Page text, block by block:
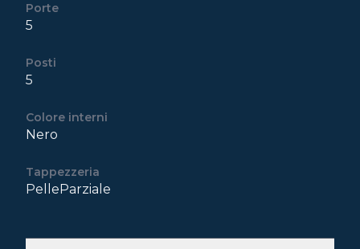
Porte
5
Posti
5
Colore interni
Nero
Tappezzeria
PelleParziale